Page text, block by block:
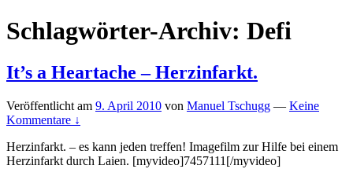
Schlagwörter-Archiv: Defi
It’s a Heartache – Herzinfarkt.
Veröffentlicht am 9. April 2010 von Manuel Tschugg — Keine
Kommentare ↓
Herzinfarkt. – es kann jeden treffen! Imagefilm zur Hilfe bei einem
Herzinfarkt durch Laien. [myvideo]7457111[/myvideo]